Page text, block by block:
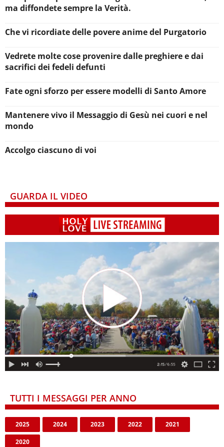
ma diffondete sempre la Verità.
Che vi ricordiate delle povere anime del Purgatorio
Vedrete molte cose provenire dalle preghiere e dai
sacrifici dei fedeli defunti
Fate ogni sforzo per essere modelli di Santo Amore
Mantenere vivo il Messaggio di Gesù nei cuori e nel
mondo
Accolgo ciascuno di voi
GUARDA IL VIDEO
TUTTI I MESSAGGI PER ANNO
2025 2024 2023 2022 2021
2020